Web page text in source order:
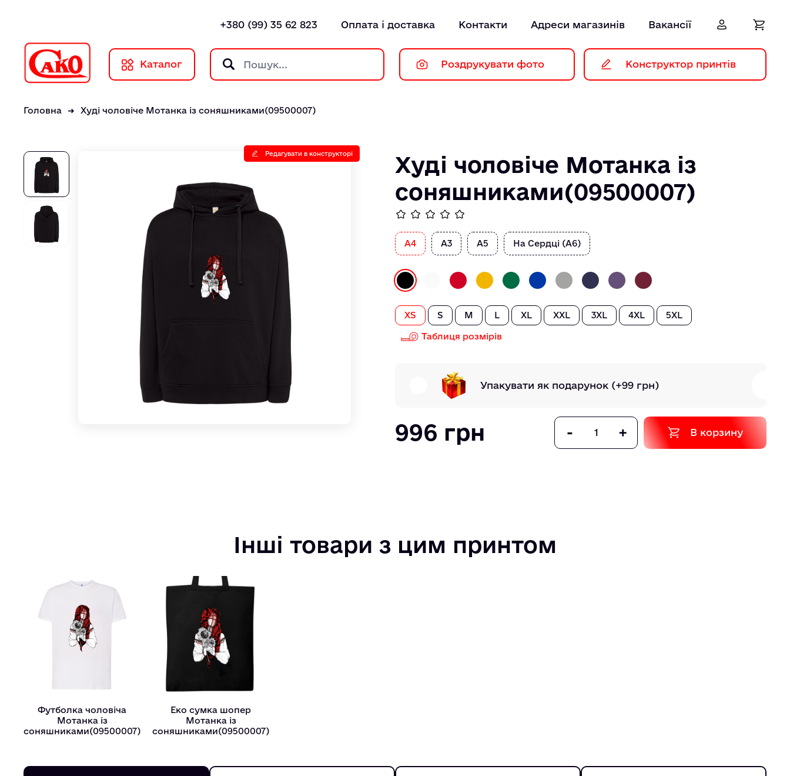
+380 (99) 35 62 823 Оплата і доставка Контакти Адреси магазинів Вакансії
Каталог Роздрукувати фото Конструктор принтів
Головна Худі чоловіче Мотанка із соняшниками(09500007)
Редагувати в конструкторі
Худі чоловіче Мотанка із
соняшниками(09500007)
А4 А3 А5 На Сердці (А6)
XS S M L XL XXL 3XL 4XL 5XL
Таблиця розмірів
Упакувати як подарунок (+99 грн)
996 грн - + В корзину
Інші товари з цим принтом
Футболка чоловіча
Мотанка із
соняшниками(09500007)
Еко сумка шопер
Мотанка із
соняшниками(09500007)